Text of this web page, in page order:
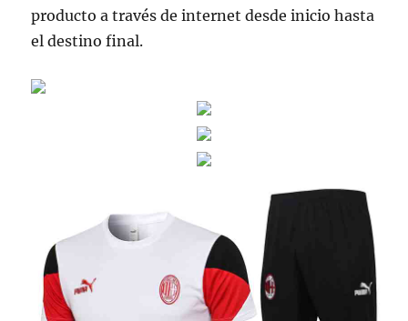
producto a través de internet desde inicio hasta
el destino final.